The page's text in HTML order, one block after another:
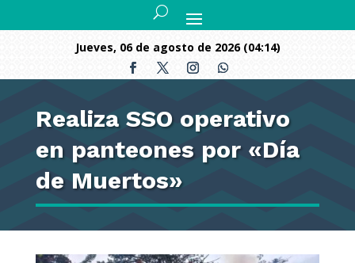
jueves, 06 de agosto de 2026 (04:14)
Realiza SSO operativo
en panteones por «Día
de Muertos»